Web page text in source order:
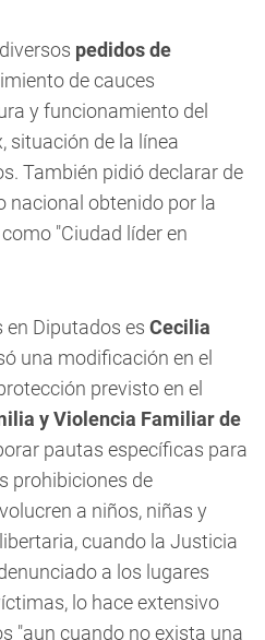
pedidos de
de cauces
y funcionamiento del
situación de la línea
También pidió declarar de
nacional obtenido por la
"Ciudad líder en
en Diputados es Cecilia
una modificación en el
previsto en el
y Violencia Familiarde
pautas específicas para
prohibiciones de
a niños, niñas y
cuando la Justicia
a los lugares
lo hace extensivo
"aun cuando no exista una